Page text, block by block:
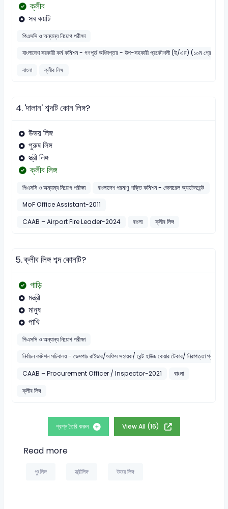
ক্লীব
সব কয়টি
পিএসসি ও অন্যান্য নিয়োগ পরীক্ষা
বাংলাদেশ সরকারী কর্ম কমিশন - গণপূর্ত অধিদপ্তর - উপ-সহকারী প্রকৌশলী (ই/এম) (১০ম গ্রেড)
বাংলা
ক্লীব লিঙ্গ
4.'দালান' শব্দটি কোন লিঙ্গ?
উভয় লিঙ্গ
পুরুষ লিঙ্গ
স্ত্রী লিঙ্গ
ক্লীব লিঙ্গ
পিএসসি ও অন্যান্য নিয়োগ পরীক্ষা
বাংলাদেশ পরমাণু শক্তি কমিশন - জেনারেল অ্যাটেনডেন্ট
MoF Office Assistant-2011
CAAB – Airport Fire Leader-2024
বাংলা ক্লীব লিঙ্গ
5.ক্লীব লিঙ্গ শব্দ কোনটি?
গাড়ি
মন্ত্রী
মানুষ
পাখি
পিএসসি ও অন্যান্য নিয়োগ পরীক্ষা
নির্বাচন কমিশন সচিবালয় - ডেসপাচ রাইডার/অফিস সহায়ক/ রেন্ট হাউজ কেয়ার টেকার/ নিরাপত্তা প্রহরী
CAAB – Procurement Officer / Inspector-2021
বাংলা
ক্লীব লিঙ্গ
প্রশ্ন তৈরি করুন View All (16)
Read more
পুংলিঙ্গ স্ত্রীলিঙ্গ উভয় লিঙ্গ